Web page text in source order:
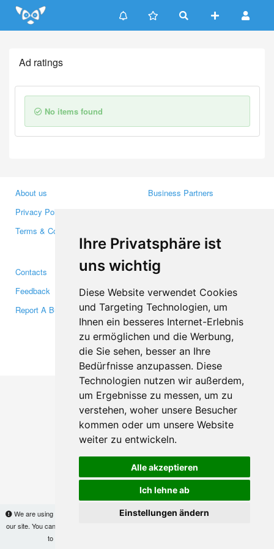
Ihre Privatsphäre ist
uns wichtig
Diese Website verwendet Cookies
und Targeting Technologien, um
Ihnen ein besseres Internet-Erlebnis
zu ermöglichen und die Werbung,
die Sie sehen, besser an Ihre
Bedürfnisse anzupassen. Diese
Technologien nutzen wir außerdem,
um Ergebnisse zu messen, um zu
verstehen, woher unsere Besucher
kommen oder um unsere Website
weiter zu entwickeln.
Alle akzeptieren
Ich lehne ab
Einstellungen ändern
Update cookies preferences
We are using cookies to provide statistics that help us give you the best experience of
our site. You can find out more
to use the site without changes, you are agreeing to it.
Ad ratings
No items found
About us
Privacy Policy
Terms & Conditions
Business Partners
Media
Contacts
Feedback
Report A Bug
Facebook
Twitter
YouTube
Google+
Makis© Copyright 2026